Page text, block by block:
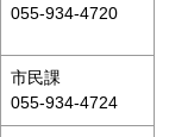
055-934-4720
市民課
055-934-4724